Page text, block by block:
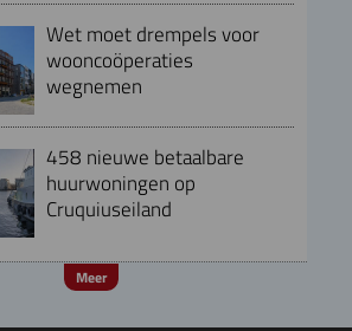
Wet moet drempels voor
wooncoöperaties
wegnemen
458 nieuwe betaalbare
huurwoningen op
Cruquiuseiland
Meer